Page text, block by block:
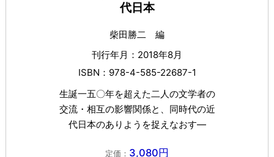
代日本
柴田勝二 編
刊行年月：2018年8月
ISBN：978-4-585-22687-1
生誕一五〇年を超えた二人の文学者の
交流・相互の影響関係と、同時代の近
代日本のありようを捉えなおす―
定価： 3,080円